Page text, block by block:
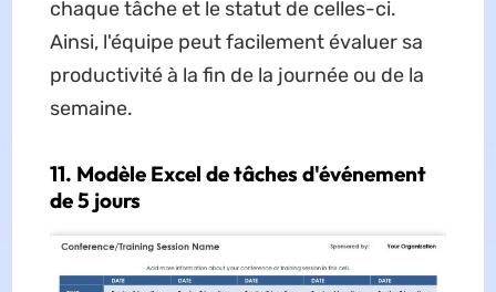
chaque tâche et le statut de celles-ci.
Ainsi, l'équipe peut facilement évaluer sa
productivité à la fin de la journée ou de la
semaine.
11. Modèle Excel de tâches d'événement
de 5 jours